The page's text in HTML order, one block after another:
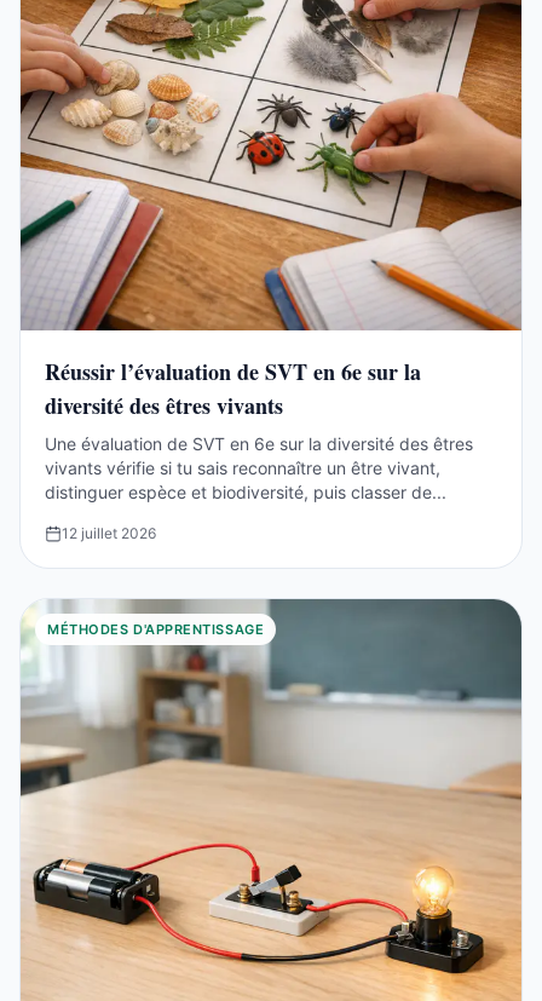
Réussir l’évaluation de SVT en 6e sur la
diversité des êtres vivants
Une évaluation de SVT en 6e sur la diversité des êtres
vivants vérifie si tu sais reconnaître un être vivant,
distinguer espèce et biodiversité, puis classer de...
12 juillet 2026
MÉTHODES D'APPRENTISSAGE